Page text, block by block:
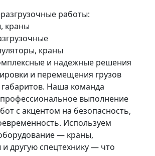
краны
и надежные решения
и перемещения грузов
Наша команда
выполнение
с акцентом на безопасность,
Используем
— краны,
другую спецтехнику — что